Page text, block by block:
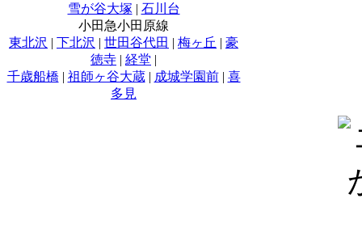
雪が谷大塚 | 石川台
小田急小田原線
東北沢 | 下北沢 | 世田谷代田 | 梅ヶ丘 | 豪
徳寺 | 経堂 |
千歳船橋 | 祖師ヶ谷大蔵| 成城学園前| 喜
多見